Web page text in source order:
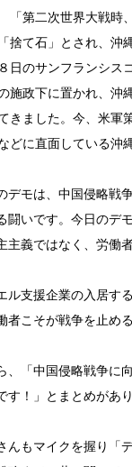
「第二次世界大戦時
「捨て石」とされ、
８日のサンフランシス
施政下に置かれ、沖
きました。今、米軍
どに直面している沖
モは、中国侵略戦
いです。今日のデ
義ではなく、労
支援企業の入居す
こそが戦争を止め
「中国侵略戦争に
！」とまとめがあ
もマイクを握り「